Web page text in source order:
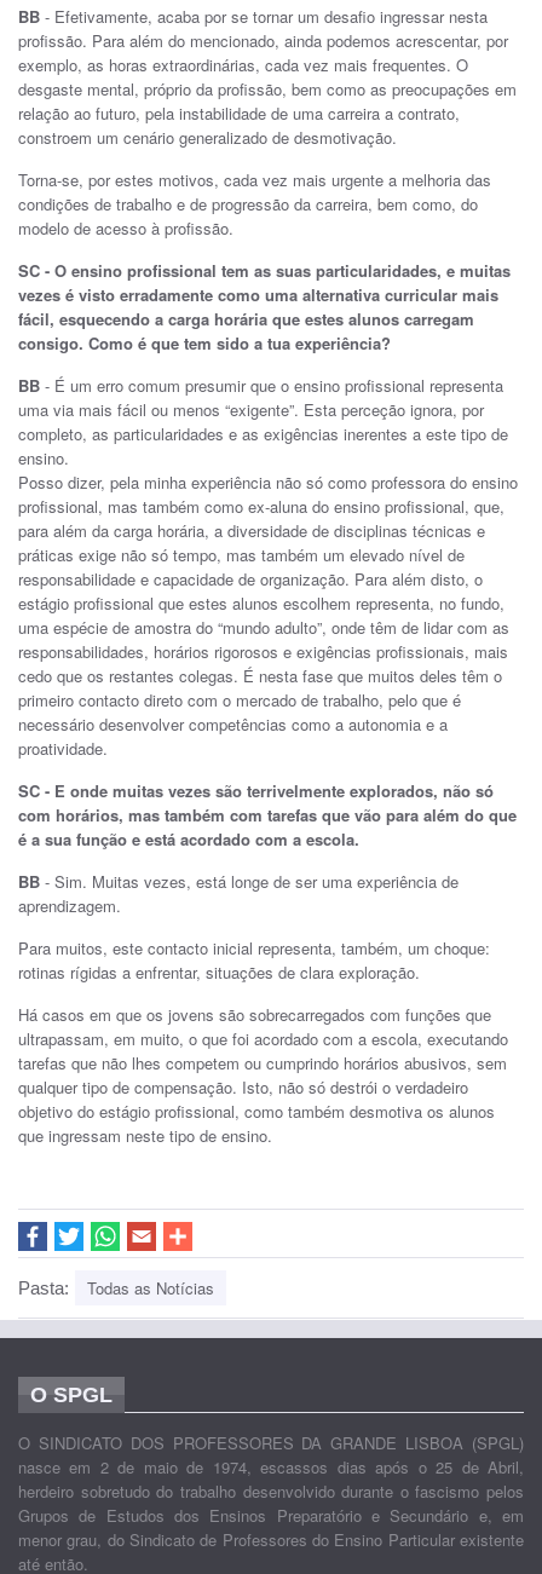
BB - Efetivamente, acaba por se tornar um desafio ingressar nesta
profissão. Para além do mencionado, ainda podemos acrescentar, por
exemplo, as horas extraordinárias, cada vez mais frequentes. O
desgaste mental, próprio da profissão, bem como as preocupações em
relação ao futuro, pela instabilidade de uma carreira a contrato,
constroem um cenário generalizado de desmotivação.
Torna-se, por estes motivos, cada vez mais urgente a melhoria das
condições de trabalho e de progressão da carreira, bem como, do
modelo de acesso à profissão.
SC - O ensino profissional tem as suas particularidades, e muitas
vezes é visto erradamente como uma alternativa curricular mais
fácil, esquecendo a carga horária que estes alunos carregam
consigo. Como é que tem sido a tua experiência?
BB - É um erro comum presumir que o ensino profissional representa
uma via mais fácil ou menos “exigente”. Esta perceção ignora, por
completo, as particularidades e as exigências inerentes a este tipo de
ensino.
Posso dizer, pela minha experiência não só como professora do ensino
profissional, mas também como ex-aluna do ensino profissional, que,
para além da carga horária, a diversidade de disciplinas técnicas e
práticas exige não só tempo, mas também um elevado nível de
responsabilidade e capacidade de organização. Para além disto, o
estágio profissional que estes alunos escolhem representa, no fundo,
uma espécie de amostra do “mundo adulto”, onde têm de lidar com as
responsabilidades, horários rigorosos e exigências profissionais, mais
cedo que os restantes colegas. É nesta fase que muitos deles têm o
primeiro contacto direto com o mercado de trabalho, pelo que é
necessário desenvolver competências como a autonomia e a
proatividade.
SC - E onde muitas vezes são terrivelmente explorados, não só
com horários, mas também com tarefas que vão para além do que
é a sua função e está acordado com a escola.
BB - Sim. Muitas vezes, está longe de ser uma experiência de
aprendizagem.
Para muitos, este contacto inicial representa, também, um choque:
rotinas rígidas a enfrentar, situações de clara exploração.
Há casos em que os jovens são sobrecarregados com funções que
ultrapassam, em muito, o que foi acordado com a escola, executando
tarefas que não lhes competem ou cumprindo horários abusivos, sem
qualquer tipo de compensação. Isto, não só destrói o verdadeiro
objetivo do estágio profissional, como também desmotiva os alunos
que ingressam neste tipo de ensino.
Pasta: Todas as Notícias
O SPGL
O SINDICATO DOS PROFESSORES DA GRANDE LISBOA (SPGL)
nasce em 2 de maio de 1974, escassos dias após o 25 de Abril,
herdeiro sobretudo do trabalho desenvolvido durante o fascismo pelos
Grupos de Estudos dos Ensinos Preparatório e Secundário e, em
menor grau, do Sindicato de Professores do Ensino Particular existente
até então.